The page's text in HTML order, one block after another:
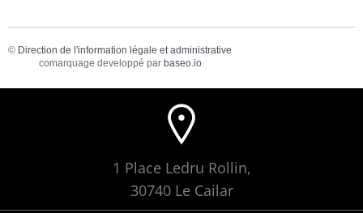
© Direction de l'information légale et administrative
comarquage developpé par baseo.io
1 Place Ledru Rollin,
30740 Le Cailar